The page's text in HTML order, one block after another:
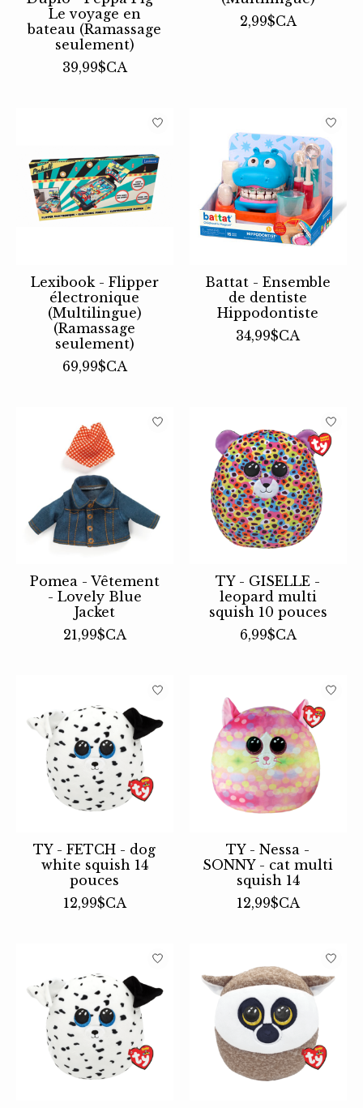
Le voyage en
bateau (Ramassage
seulement)
39,99$CA
2,99$CA
Lexibook - Flipper
électronique
(Multilingue)
(Ramassage
seulement)
69,99$CA
Battat - Ensemble
de dentiste
Hippodontiste
34,99$CA
Pomea - Vêtement
- Lovely Blue
Jacket
21,99$CA
TY - GISELLE -
leopard multi
squish 10 pouces
6,99$CA
TY - FETCH - dog
white squish 14
pouces
12,99$CA
TY - Nessa -
SONNY - cat multi
squish 14
12,99$CA